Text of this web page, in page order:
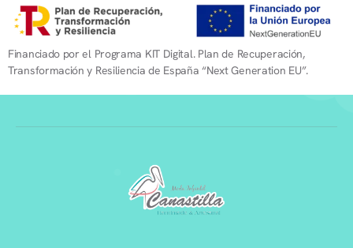
Financiado por el Programa KIT Digital. Plan de Recuperación,
Transformación y Resiliencia de España “Next Generation EU”.